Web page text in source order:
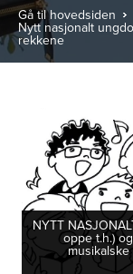
Gå til hovedsiden
Nytt nasjonalt
rekkene
NYTT
oppe t.h.)